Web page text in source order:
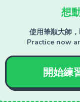
想
使用筆順大師
Practice now
開始練